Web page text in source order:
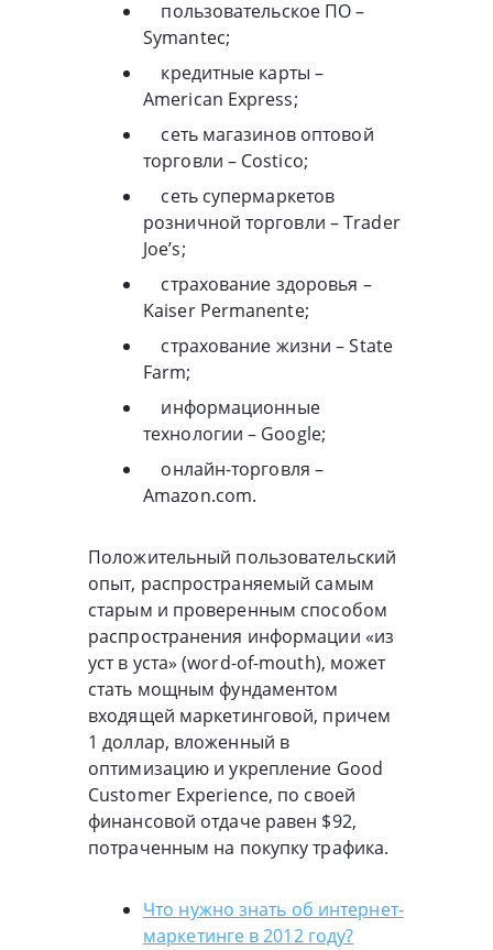
пользовательское ПО –
Symantec;
кредитные карты –
American Express;
сеть магазинов оптовой
торговли – Costico;
сеть супермаркетов
розничной торговли – Trader
Joe’s;
страхование здоровья –
Kaiser Permanente;
страхование жизни – State
Farm;
информационные
технологии – Google;
онлайн-торговля –
Amazon.com.
Положительный пользовательский
опыт, распространяемый самым
старым и проверенным способом
распространения информации «из
уст в уста» (word-of-mouth), может
стать мощным фундаментом
входящей маркетинговой, причем
1 доллар, вложенный в
оптимизацию и укрепление Good
Customer Experience, по своей
финансовой отдаче равен $92,
потраченным на покупку трафика.
Что нужно знать об интернет-
маркетинге в 2012 году?